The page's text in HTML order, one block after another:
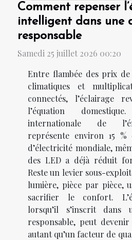
Comment repenser
intelligent dans une
responsable
Samedi 25 juillet 2026 00:20
Entre flambée des prix
climatiques et
connectés, l’éclairage
l’équation
internationale de
représente environ 15 %
d’électricité mondiale,
des LED a déjà réduit
Reste un levier sous-
lumière, pièce par pièce,
sacrifier le confort.
lorsqu’il s’inscrit dans
responsable, peut
autant qu’un facteur de